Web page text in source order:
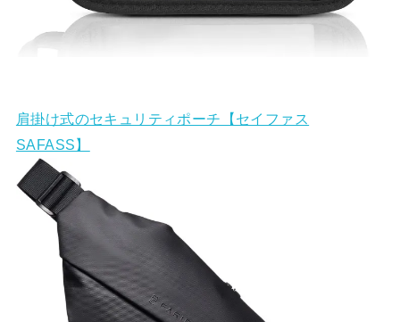
肩掛け式のセキュリティポーチ【セイファス
SAFASS】